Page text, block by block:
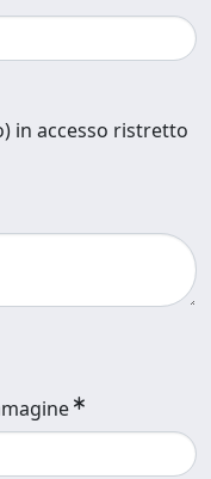
in accesso ristretto